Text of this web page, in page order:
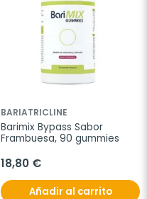
BARIATRICLINE
Barimix Bypass Sabor
Frambuesa, 90 gummies
18,80 €
Añadir al carrito